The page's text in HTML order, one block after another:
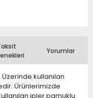
Yorumlar
Üzerinde kullanılan
Ürünlerimizde
ipler pamuklu